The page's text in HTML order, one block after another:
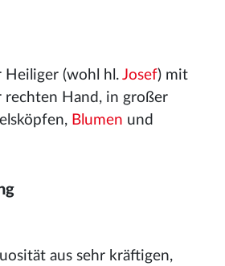
Heiliger (wohl hl. Josef) mit
rechten Hand, in großer
Blumen und
aus sehr kräftigen,